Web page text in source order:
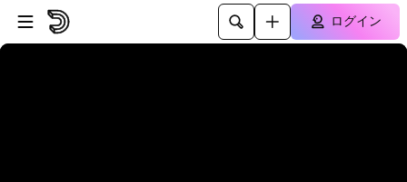
プレイヤーにスキップ
メインコンテンツにスキップ
ログイン